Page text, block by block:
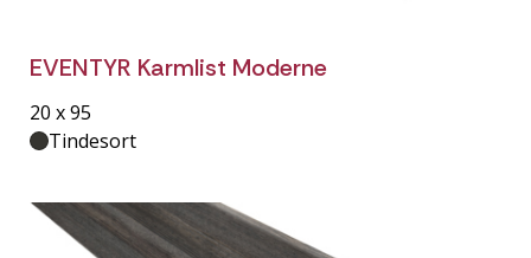
EVENTYR Karmlist Moderne
20 x 95
Tindesort